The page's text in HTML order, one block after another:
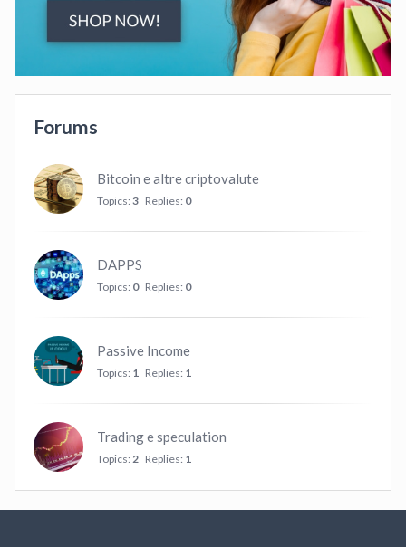
Forums
Bitcoin e altre criptovalute
Topics: 3 Replies: 0
DAPPS
Topics: 0 Replies: 0
Passive Income
Topics: 1 Replies: 1
Trading e speculation
Topics: 2 Replies: 1